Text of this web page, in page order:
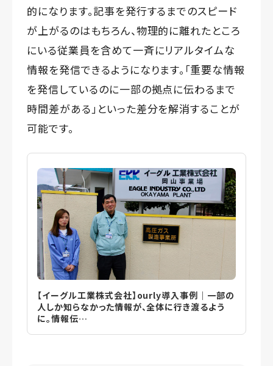
的になります。記事を発行するまでのスピード
が上がるのはもちろん、物理的に離れたところ
にいる従業員を含めて一斉にリアルタイムな
情報を発信できるようになります。「重要な情報
を発信しているのに一部の拠点に伝わるまで
時間差がある」といった差分を解消することが
可能です。
【イーグル工業株式会社】ourly導入事例｜一部の
人しか知らなかった情報が、全体に行き渡るよう
に。情報伝…